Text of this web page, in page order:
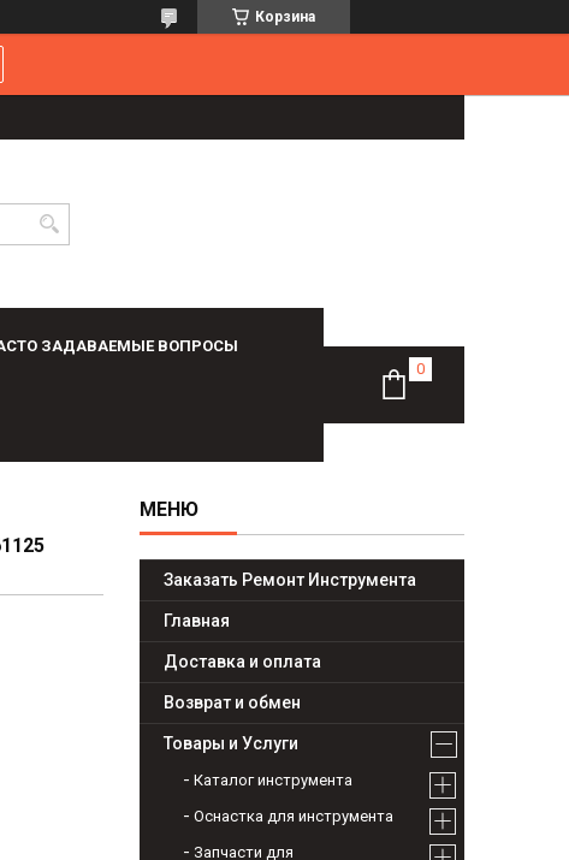
Корзина
ЗАДАВАЕМЫЕ ВОПРОСЫ
Заказать Ремонт Инструмента
Главная
Доставка и оплата
Возврат и обмен
Товары и Услуги
Каталог инструмента
Оснастка для инструмента
Запчасти для